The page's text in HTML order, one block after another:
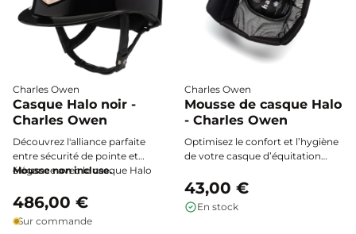
Charles Owen
Casque Halo noir -
Charles Owen
Découvrez l'alliance parfaite
entre sécurité de pointe et
élégance avec le casque Halo
pour les cavaliers exigeants en
quête de performance et de
confort.
Mousse non incluse.
486,00 €
Sur commande
Charles Owen
Mousse de casque Halo
- Charles Owen
Optimisez le confort et l’hygiène
de votre casque d’équitation
Owen : une doublure respirante
et ultra-douce, conçue pour offrir
un maintien parfait, une
43,00 €
En stock